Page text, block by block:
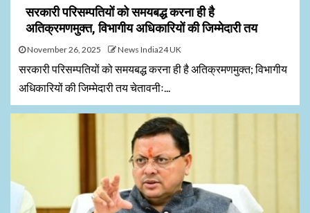
सरकारी परिसम्पतियों को समयबद्ध करना ही है
अतिक्रमणमुक्त, विभागीय अधिकारियों की जिम्मेदारी तय
November 26, 2025 News India24 UK
सरकारी परिसम्पतियों को समयबद्ध करना ही है अतिक्रमणमुक्त; विभागीय
अधिकारियों की जिम्मेदारी तय चेतावनीः...